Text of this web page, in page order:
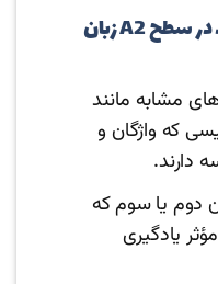
عوامل مؤثر بر سرعت پیشرفت در سطح A2 زبان
مشابه مانند
که واژگان و
دارند.
دوم یا سوم که
یادگیری